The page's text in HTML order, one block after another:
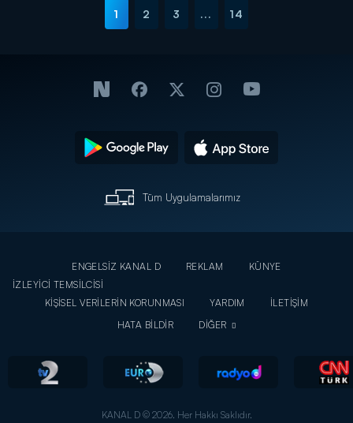
1 2 3 ... 14
Tüm Uygulamalarımız
ENGELSİZ KANAL D REKLAM
KÜNYE
İZLEYİCİ TEMSİLCİSİ
KİŞİSEL VERİLERİN KORUNMASI
YARDIM
İLETİŞİM
HATA BİLDİR
DİĞER
KANAL D © 2026. Her Hakkı Saklıdır.